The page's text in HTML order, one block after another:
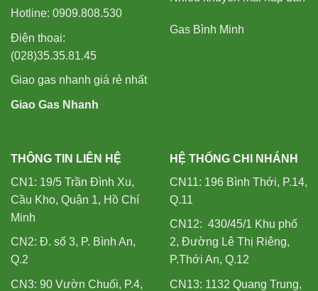
Hotline: 0909.808.530
Điện thoại:
(028)35.35.81.45
Giao gas nhanh giá rẻ nhất
Giao Gas Nhanh
Gas Bình Minh
THÔNG TIN LIÊN HỆ
CN1: 19/5 Trần Đình Xu,
Cầu Kho, Quận 1, Hồ Chí
Minh
CN2: Đ. số 3, P. Bình An,
Q.2
CN3: 90 Vườn Chuối, P.4,
HỆ THỐNG CHI NHÁNH
CN11: 196 Bình Thới, P.14,
Q.11
CN12: 430/45/1 Khu phố
2, Đường Lê Thị Riêng,
P.Thới An, Q.12
CN13: 1132 Quang Trung,